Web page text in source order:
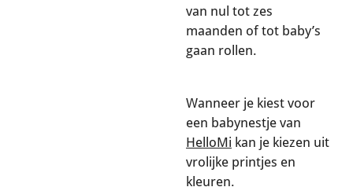
van nul tot zes
maanden of tot baby’s
gaan rollen.
Wanneer je kiest voor
een babynestje van
HelloMi kan je kiezen uit
vrolijke printjes en
kleuren.